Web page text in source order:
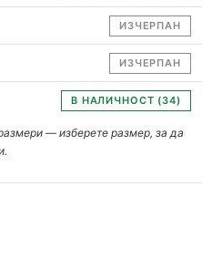
ИЗЧЕРПАН
ИЗЧЕРПАН
В НАЛИЧНОСТ (34)
— изберете размер, за да